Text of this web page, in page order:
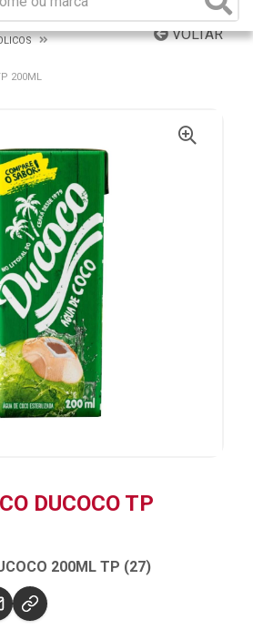
VOLTAR
200ML
DUCOCO TP
200ML TP (27)